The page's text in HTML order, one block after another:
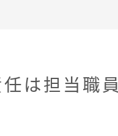
任は担当